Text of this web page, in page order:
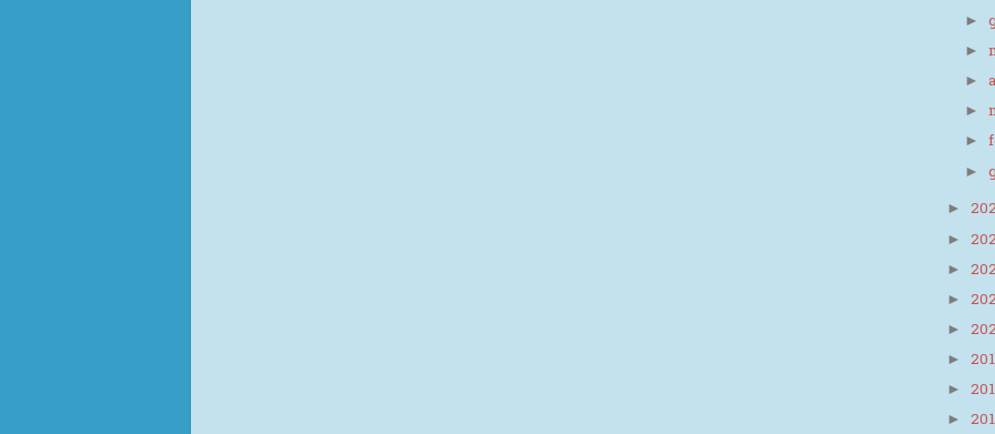
►
►
►
►
►
►
►
►
►
►
►
►
►
►